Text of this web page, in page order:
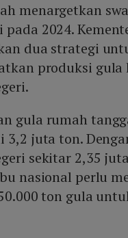
menargetkan
pada 2024.
dua strategi
produksi gula
gula rumah
3,2 juta ton.
sekitar 2,35
nasional perlu
ton gula